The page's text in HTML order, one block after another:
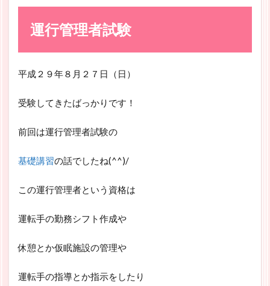
運行管理者試験
平成２９年８月２７日（日）
受験してきたばっかりです！
前回は運行管理者試験の
基礎講習の話でしたね(^^)/
この運行管理者という資格は
運転手の勤務シフト作成や
休憩とか仮眠施設の管理や
運転手の指導とか指示をしたり